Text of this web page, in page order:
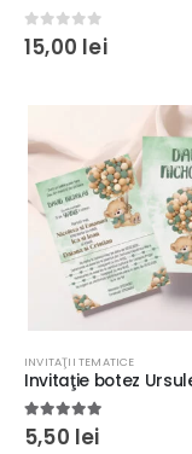
0out of 5
15,00 lei
INVITAŢII TEMATICE
5.00out of 5
5,50 lei